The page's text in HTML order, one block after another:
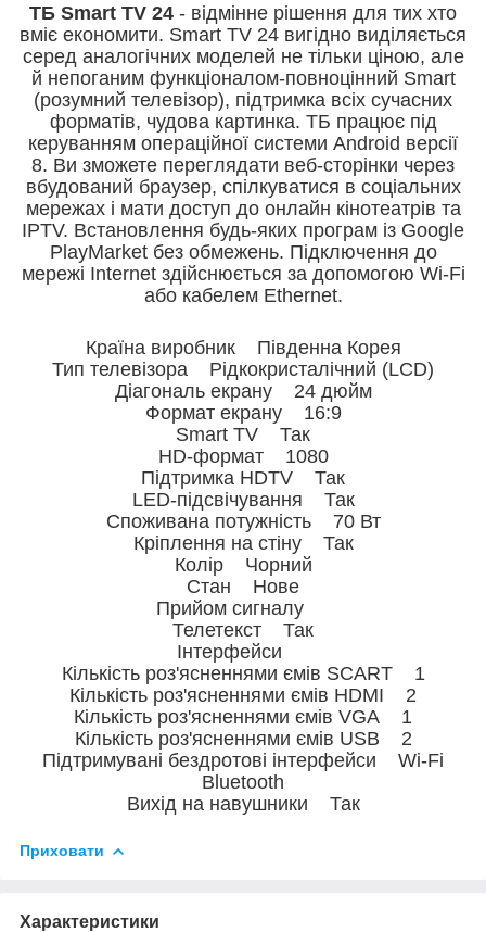
ТБ Smart TV 24 - відмінне рішення для тих хто
вміє економити. Smart TV 24 вигідно виділяється
серед аналогічних моделей не тільки ціною, але
й непоганим функціоналом-повноцінний Smart
(розумний телевізор), підтримка всіх сучасних
форматів, чудова картинка. ТБ працює під
керуванням операційної системи Android версії
8. Ви зможете переглядати веб-сторінки через
вбудований браузер, спілкуватися в соціальних
мережах і мати доступ до онлайн кінотеатрів та
IPTV. Встановлення будь-яких програм із Google
PlayMarket без обмежень. Підключення до
мережі Internet здійснюється за допомогою Wi-Fi
або кабелем Ethernet.
Країна виробник Південна Корея
Тип телевізора Рідкокристалічний (LCD)
Діагональ екрану 24 дюйм
Формат екрану 16:9
Smart TV Так
HD-формат 1080
Підтримка HDTV Так
LED-підсвічування Так
Споживана потужність 70 Вт
Кріплення на стіну Так
Колір Чорний
Стан Нове
Прийом сигналу
Телетекст Так
Інтерфейси
Кількість роз'ясненнями ємів SCART 1
Кількість роз'ясненнями ємів HDMI 2
Кількість роз'ясненнями ємів VGA 1
Кількість роз'ясненнями ємів USB 2
Підтримувані бездротові інтерфейси Wi-Fi
Bluetooth
Вихід на навушники Так
Приховати
Характеристики